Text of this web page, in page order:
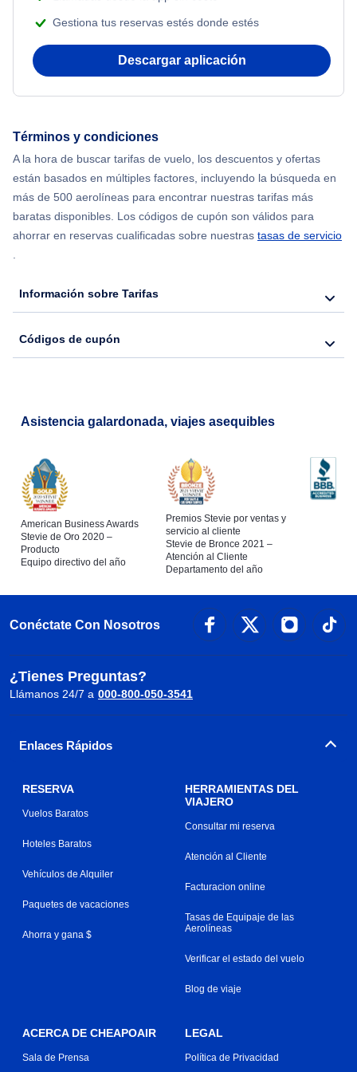
Flights from Nueva York to Mumbai
Flights from Shanghai to Nueva York
Flights from Nueva York to Hong Kong
Flights from Nueva York to Seúl
Gestiona tus reservas estés donde estés
Descargar aplicación
Términos y condiciones
A la hora de buscar tarifas de vuelo, los descuentos y ofertas
están basados en múltiples factores, incluyendo la búsqueda en
más de 500 aerolíneas para encontrar nuestras tarifas más
baratas disponibles. Los códigos de cupón son válidos para
ahorrar en reservas cualificadas sobre nuestras tasas de servicio
.
Información sobre Tarifas
Códigos de cupón
Asistencia galardonada, viajes asequibles
American Business Awards
Stevie de Oro 2020 –
Producto
Equipo directivo del año
Premios Stevie por ventas y
servicio al cliente
Stevie de Bronce 2021 –
Atención al Cliente
Departamento del año
Conéctate Con Nosotros
¿Tienes Preguntas?
Llámanos 24/7 a 000-800-050-3541
Enlaces Rápidos
RESERVA
Vuelos Baratos
Hoteles Baratos
Vehículos de Alquiler
Paquetes de vacaciones
Ahorra y gana $
HERRAMIENTAS DEL
VIAJERO
Consultar mi reserva
Atención al Cliente
Facturacion online
Tasas de Equipaje de las
Aerolíneas
Verificar el estado del vuelo
Blog de viaje
ACERCA DE CHEAPOAIR
Sala de Prensa
LEGAL
Política de Privacidad